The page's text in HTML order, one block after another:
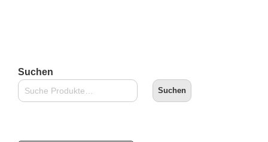
Suchen
Suchen